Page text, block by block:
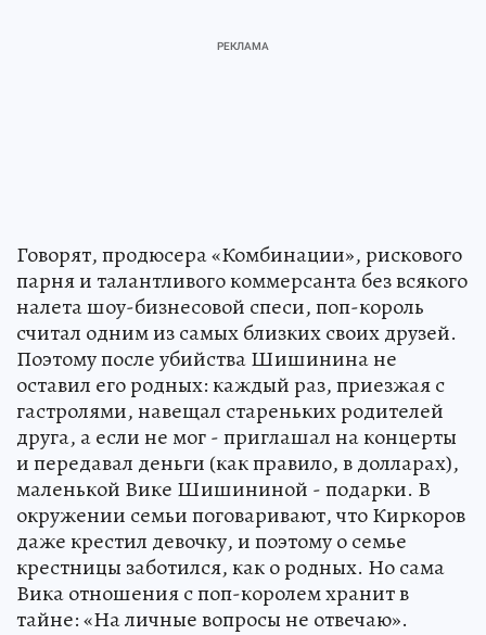
Говорят, продюсера «Комбинации», рискового
парня и талантливого коммерсанта без всякого
налета шоу-бизнесовой спеси, поп-король
считал одним из самых близких своих друзей.
Поэтому после убийства Шишинина не
оставил его родных: каждый раз, приезжая с
гастролями, навещал стареньких родителей
друга, а если не мог - приглашал на концерты
и передавал деньги (как правило, в долларах),
маленькой Вике Шишининой - подарки. В
окружении семьи поговаривают, что Киркоров
даже крестил девочку, и поэтому о семье
крестницы заботился, как о родных. Но сама
Вика отношения с поп-королем хранит в
тайне: «На личные вопросы не отвечаю».